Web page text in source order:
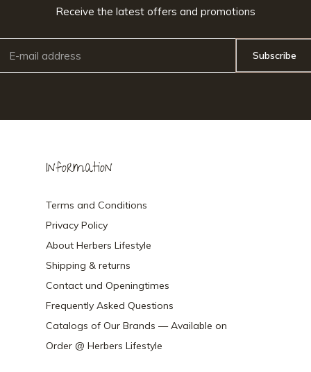
Receive the latest offers and promotions
Subscribe
Information
Terms and Conditions
Privacy Policy
About Herbers Lifestyle
Shipping & returns
Contact und Openingtimes
Frequently Asked Questions
Catalogs of Our Brands — Available on
Order @ Herbers Lifestyle